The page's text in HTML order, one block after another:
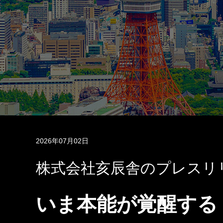
2026年07月02日
株式会社亥辰舎のプレスリ
いま本能が覚醒する